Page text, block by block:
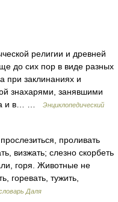
религии и древней
до сих пор в виде разных
при заклинаниях и
знахарями, занявшими
и в… …
Энциклопедический
проливать
визжать; слезно скорбеть
горя. Животные не
горевать, тужить,
Даля